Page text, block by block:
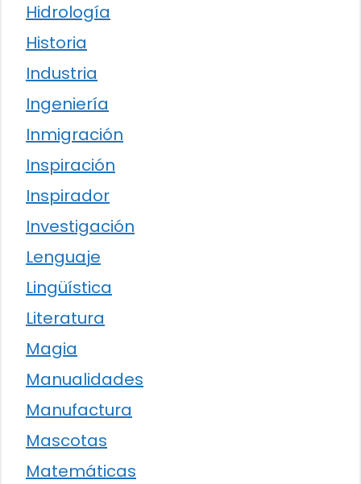
Hidrología
Historia
Industria
Ingeniería
Inmigración
Inspiración
Inspirador
Investigación
Lenguaje
Lingüística
Literatura
Magia
Manualidades
Manufactura
Mascotas
Matemáticas